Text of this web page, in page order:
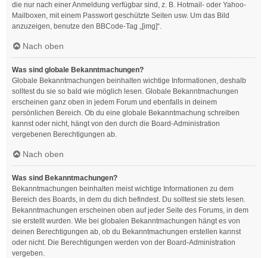
die nur nach einer Anmeldung verfügbar sind, z. B. Hotmail- oder Yahoo-
Mailboxen, mit einem Passwort geschützte Seiten usw. Um das Bild
anzuzeigen, benutze den BBCode-Tag „[img]“.
Nach oben
Was sind globale Bekanntmachungen?
Globale Bekanntmachungen beinhalten wichtige Informationen, deshalb
solltest du sie so bald wie möglich lesen. Globale Bekanntmachungen
erscheinen ganz oben in jedem Forum und ebenfalls in deinem
persönlichen Bereich. Ob du eine globale Bekanntmachung schreiben
kannst oder nicht, hängt von den durch die Board-Administration
vergebenen Berechtigungen ab.
Nach oben
Was sind Bekanntmachungen?
Bekanntmachungen beinhalten meist wichtige Informationen zu dem
Bereich des Boards, in dem du dich befindest. Du solltest sie stets lesen.
Bekanntmachungen erscheinen oben auf jeder Seite des Forums, in dem
sie erstellt wurden. Wie bei globalen Bekanntmachungen hängt es von
deinen Berechtigungen ab, ob du Bekanntmachungen erstellen kannst
oder nicht. Die Berechtigungen werden von der Board-Administration
vergeben.